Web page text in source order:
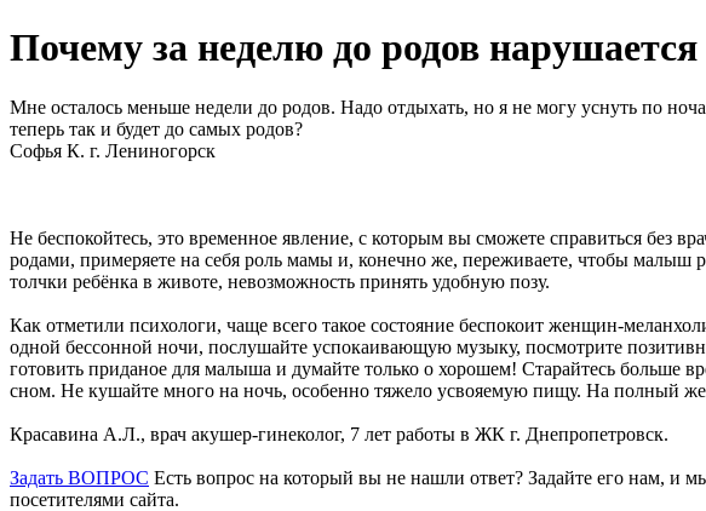
Почему за неделю до родов нарушается
Мне осталось меньше недели до родов. Надо отдыхать, но я не могу уснуть по
теперь так и будет до самых родов?
Софья К. г. Лениногорск
Не беспокойтесь, это временное явление, с которым вы сможете справиться без
родами, примеряете на себя роль мамы и, конечно же, переживаете, чтобы
толчки ребёнка в животе, невозможность принять удобную позу.
Как отметили психологи, чаще всего такое состояние беспокоит женщин-
одной бессонной ночи, послушайте успокаивающую музыку, посмотрите
готовить приданое для малыша и думайте только о хорошем! Старайтесь больше
сном. Не кушайте много на ночь, особенно тяжело усвояемую пищу. На полный
Красавина А.Л., врач акушер-гинеколог, 7 лет работы в ЖК г. Днепропетровск.
Задать ВОПРОС Есть вопрос на который вы не нашли ответ? Задайте его нам, и
посетителями сайта.